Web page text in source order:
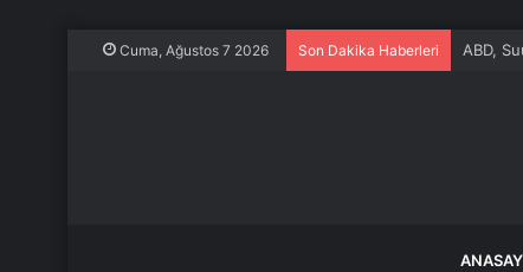
Cuma, Ağustos 7 2026 Son Dakika Haberleri ABD,